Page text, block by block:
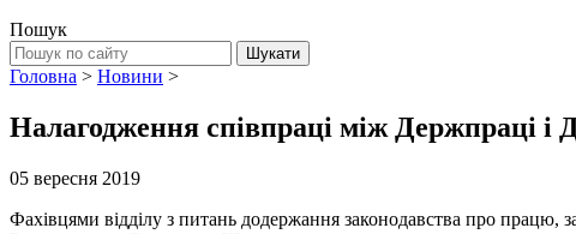
Пошук
Головна > Новини >
Налагодження співпраці між Держпраці і
05 вересня 2019
Фахівцями відділу з питань додержання законодавства про працю,